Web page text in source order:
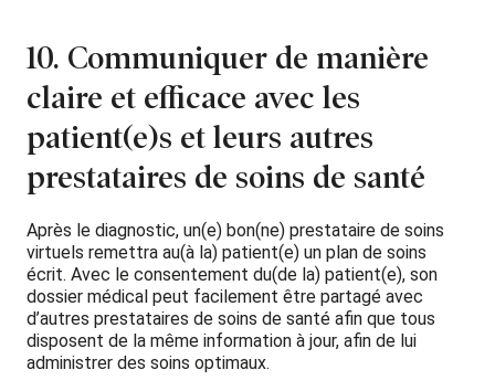
10. Communiquer de manière
claire et efficace avec les
patient(e)s et leurs autres
prestataires de soins de santé
Après le diagnostic, un(e) bon(ne) prestataire de soins
virtuels remettra au(à la) patient(e) un plan de soins
écrit. Avec le consentement du(de la) patient(e), son
dossier médical peut facilement être partagé avec
d’autres prestataires de soins de santé afin que tous
disposent de la même information à jour, afin de lui
administrer des soins optimaux.